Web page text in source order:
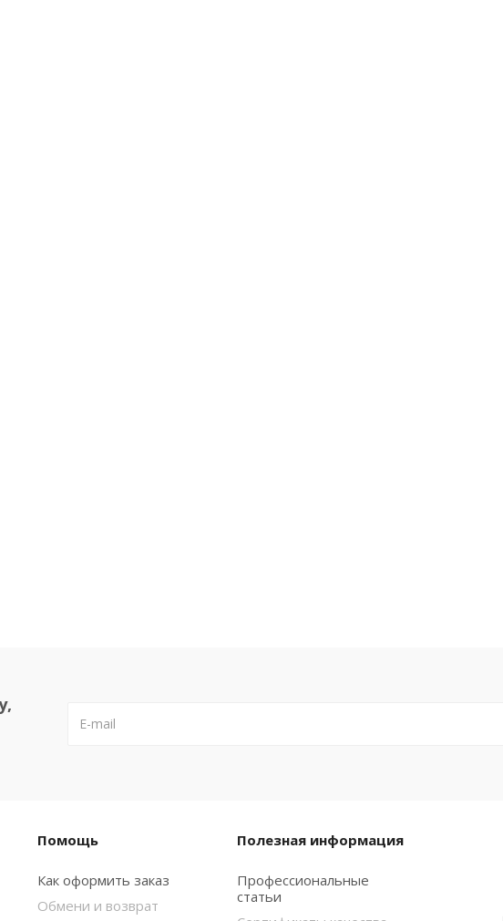
Помощь
Как оформить заказ
Обмени и возврат
Полезная информация
Профессиональные
статьи